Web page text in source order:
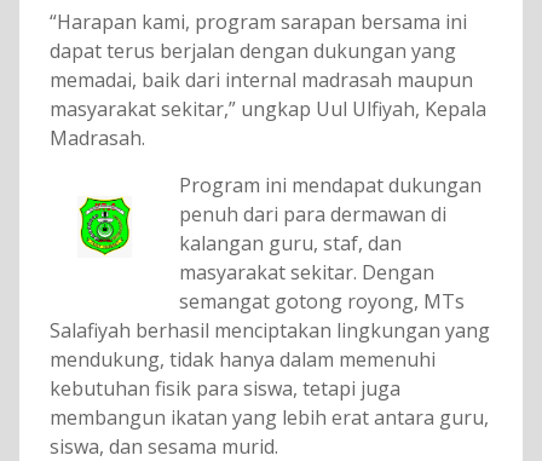
“Harapan kami, program sarapan bersama ini
dapat terus berjalan dengan dukungan yang
memadai, baik dari internal madrasah maupun
masyarakat sekitar,” ungkap Uul Ulfiyah, Kepala
Madrasah.
Program ini mendapat dukungan
penuh dari para dermawan di
kalangan guru, staf, dan
masyarakat sekitar. Dengan
semangat gotong royong, MTs
Salafiyah berhasil menciptakan lingkungan yang
mendukung, tidak hanya dalam memenuhi
kebutuhan fisik para siswa, tetapi juga
membangun ikatan yang lebih erat antara guru,
siswa, dan sesama murid.